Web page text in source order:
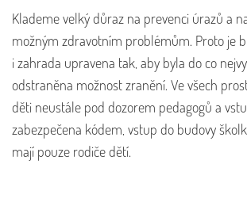
Klademe velký důraz na prevenci úrazů a
možným zdravotním problémům. Proto je
i zahrada upravena tak, aby byla do co
odstraněna možnost zranění. Ve všech
děti neustále pod dozorem pedagogů a
zabezpečena kódem, vstup do budovy
mají pouze rodiče dětí.